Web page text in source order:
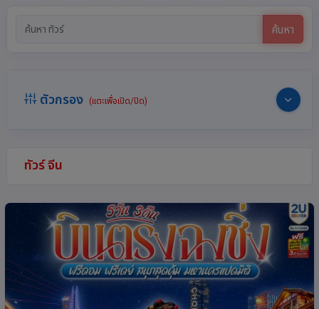
ค้นหา
ตัวกรอง (แตะเพื่อเปิด/ปิด)
ทัวร์ จีน